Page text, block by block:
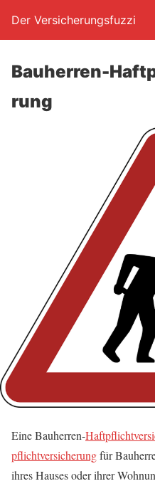
Der Versicherungsfuzzi
Bau­her­ren-
rung
Eine Bau­her­ren-
pflicht­ver­si­che­rungfür
ihres Hau­ses oder ihrer